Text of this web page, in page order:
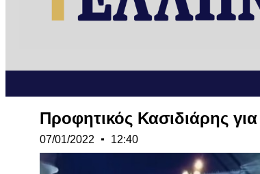
Προφητικός Κασιδιάρης
07/01/2022 12:40